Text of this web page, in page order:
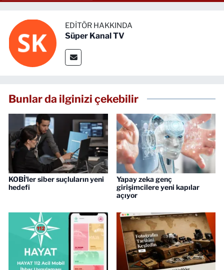
EDITÖR HAKKINDA
Süper Kanal TV
Bunlar da ilginizi çekebilir
KOBİ'ler siber suçluların yeni
hedefi
Yapay zeka genç
girişimcilere yeni kapılar
açıyor